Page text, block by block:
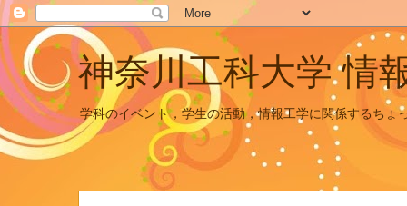
神奈川工科大学 情
学科のイベント，学生の活動，情報工学に関係するちょ